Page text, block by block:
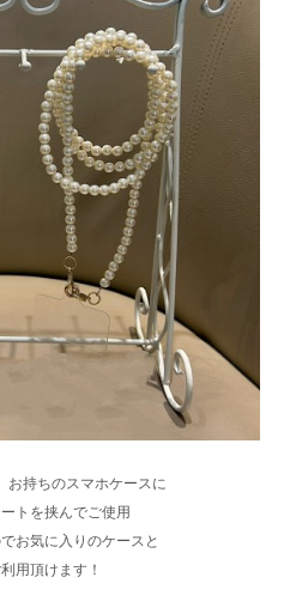
お持ちのスマホケースに
トを挟んでご使用
お気に入りのケースと
用頂けます！